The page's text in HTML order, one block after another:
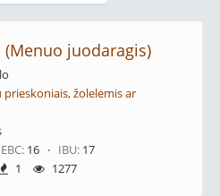
(Menuo juodaragis)
prieskoniais, žolelėmis ar
EBC: 16 · IBU: 17
1 1277